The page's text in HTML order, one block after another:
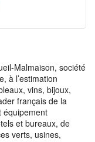
Malmaison, société
à l’estimation
vins, bijoux,
français de la
équipement
et bureaux, de
verts, usines,